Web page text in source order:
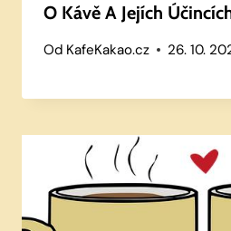
O Kávě A Jejích
Od KafeKakao.cz 26. 10.